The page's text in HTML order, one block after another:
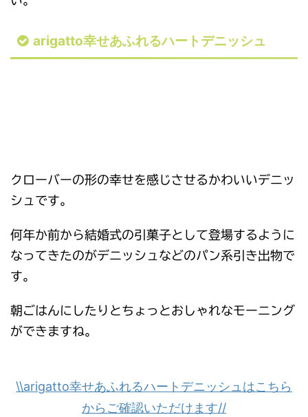
arigatto幸せあふれるハートデニッシュ
クローバーの形の幸せを感じさせるかわいいデニッ
シュです。
何年か前から結婚式の引菓子として登場するように
なってきたのがデニッシュなどのパン系引き出物で
す。
朝ごはんにしたりとちょっとおしゃれなモーニング
ができますね。
\\arigatto幸せあふれるハートデニッシュはこちら
からご確認いただけます//